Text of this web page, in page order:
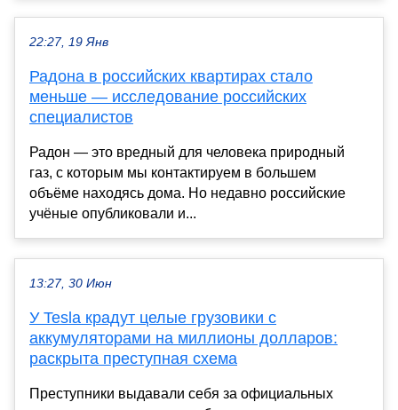
22:27, 19 Янв
Радона в российских квартирах стало
меньше — исследование российских
специалистов
Радон — это вредный для человека природный
газ, с которым мы контактируем в большем
объёме находясь дома. Но недавно российские
учёные опубликовали и...
13:27, 30 Июн
У Tesla крадут целые грузовики с
аккумуляторами на миллионы долларов:
раскрыта преступная схема
Преступники выдавали себя за официальных